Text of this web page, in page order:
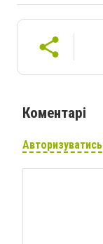
Коментарі
Авторизуватись